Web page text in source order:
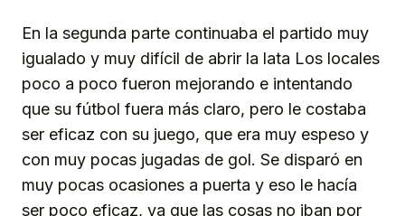
En la segunda parte continuaba el partido muy
igualado y muy difícil de abrir la lata Los locales
poco a poco fueron mejorando e intentando
que su fútbol fuera más claro, pero le costaba
ser eficaz con su juego, que era muy espeso y
con muy pocas jugadas de gol. Se disparó en
muy pocas ocasiones a puerta y eso le hacía
ser poco eficaz, ya que las cosas no iban por